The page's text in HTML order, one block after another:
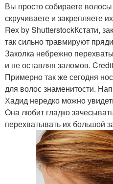
Вы просто собираете
скручиваете и закрепляете
Rex by ShutterstockКстати,
так сильно травмируют
Заколка небрежно
и не оставляя заломов.
Примерно так же сегодня
для волос знаменитости.
Хадид нередко можно
Она любит гладко
перехватывать их большой